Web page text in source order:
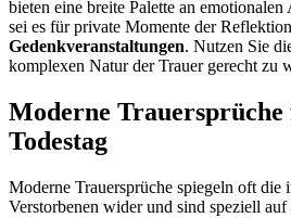
bieten eine breite Palette an
sei es für private Momente der
Gedenkveranstaltungen. Nutzen Sie
komplexen Natur der Trauer gerecht zu
Moderne Trauersprüche
Todestag
Moderne Trauersprüche spiegeln oft
Verstorbenen wider und sind speziell